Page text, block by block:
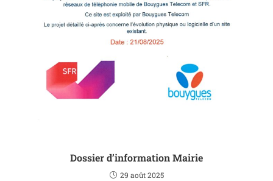
Dossier d’information Mairie
29 août 2025